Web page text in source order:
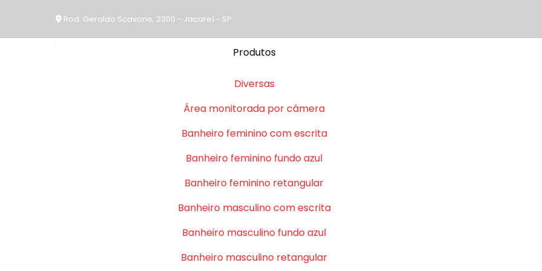
Rod. Geraldo Scavone, 2300 - Jacareí - SP
Produtos
Diversas
Área monitorada por câmera
Banheiro feminino com escrita
Banheiro feminino fundo azul
Banheiro feminino retangular
Banheiro masculino com escrita
Banheiro masculino fundo azul
Banheiro masculino retangular